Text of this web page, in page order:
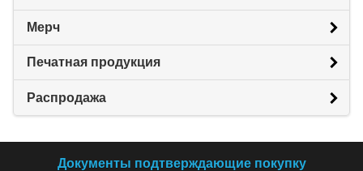
Мерч
Печатная продукция
Распродажа
Документы подтверждающие покупку